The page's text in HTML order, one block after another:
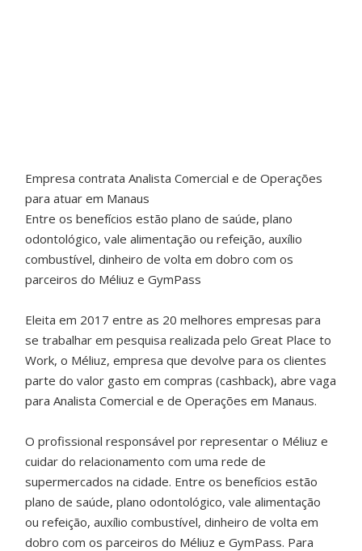
Empresa contrata Analista Comercial e de Operações
para atuar em Manaus
Entre os benefícios estão plano de saúde, plano
odontológico, vale alimentação ou refeição, auxílio
combustível, dinheiro de volta em dobro com os
parceiros do Méliuz e GymPass
Eleita em 2017 entre as 20 melhores empresas para
se trabalhar em pesquisa realizada pelo Great Place to
Work, o Méliuz, empresa que devolve para os clientes
parte do valor gasto em compras (cashback), abre vaga
para Analista Comercial e de Operações em Manaus.
O profissional responsável por representar o Méliuz e
cuidar do relacionamento com uma rede de
supermercados na cidade. Entre os benefícios estão
plano de saúde, plano odontológico, vale alimentação
ou refeição, auxílio combustível, dinheiro de volta em
dobro com os parceiros do Méliuz e GymPass. Para